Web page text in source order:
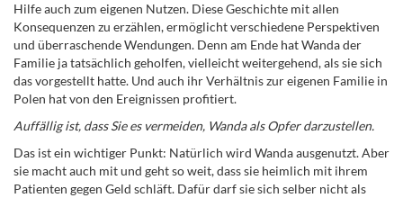
Hilfe auch zum eigenen Nutzen. Diese Geschichte mit allen
Konsequenzen zu erzählen, ermöglicht verschiedene Perspektiven
und überraschende Wendungen. Denn am Ende hat Wanda der
Familie ja tatsächlich geholfen, vielleicht weitergehend, als sie sich
das vorgestellt hatte. Und auch ihr Verhältnis zur eigenen Familie in
Polen hat von den Ereignissen profitiert.
Auffällig ist, dass Sie es vermeiden, Wanda als Opfer darzustellen.
Das ist ein wichtiger Punkt: Natürlich wird Wanda ausgenutzt. Aber
sie macht auch mit und geht so weit, dass sie heimlich mit ihrem
Patienten gegen Geld schläft. Dafür darf sie sich selber nicht als